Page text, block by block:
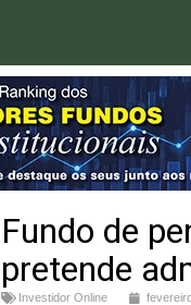
Fundo de
pretende
Investidor Online